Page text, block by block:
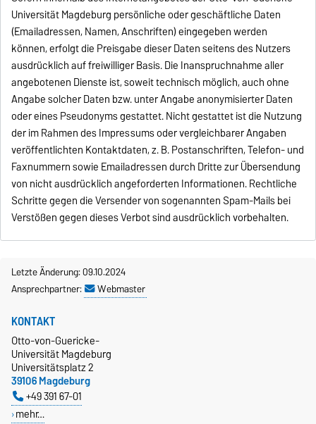
Universität Magdeburg persönliche oder geschäftliche Daten
(Emailadressen, Namen, Anschriften) eingegeben werden
können, erfolgt die Preisgabe dieser Daten seitens des Nutzers
ausdrücklich auf freiwilliger Basis. Die Inanspruchnahme aller
angebotenen Dienste ist, soweit technisch möglich, auch ohne
Angabe solcher Daten bzw. unter Angabe anonymisierter Daten
oder eines Pseudonyms gestattet. Nicht gestattet ist die Nutzung
der im Rahmen des Impressums oder vergleichbarer Angaben
veröffentlichten Kontaktdaten, z. B. Postanschriften, Telefon- und
Faxnummern sowie Emailadressen durch Dritte zur Übersendung
von nicht ausdrücklich angeforderten Informationen. Rechtliche
Schritte gegen die Versender von sogenannten Spam-Mails bei
Verstößen gegen dieses Verbot sind ausdrücklich vorbehalten.
Letzte Änderung: 09.10.2024
Ansprechpartner:
Webmaster
KONTAKT
Otto-von-Guericke-
Universität Magdeburg
Universitätsplatz 2
39106 Magdeburg
+49 391 67-01
mehr…